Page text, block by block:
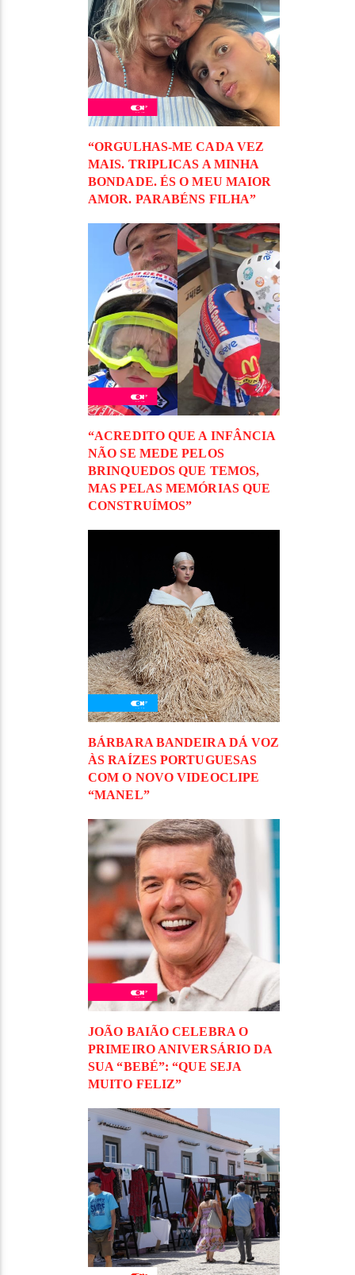
“ORGULHAS-ME CADA VEZ
MAIS. TRIPLICAS A MINHA
BONDADE. ÉS O MEU MAIOR
AMOR. PARABÉNS FILHA”
“ACREDITO QUE A INFÂNCIA
NÃO SE MEDE PELOS
BRINQUEDOS QUE TEMOS,
MAS PELAS MEMÓRIAS QUE
CONSTRUÍMOS”
BÁRBARA BANDEIRA DÁ VOZ
ÀS RAÍZES PORTUGUESAS
COM O NOVO VIDEOCLIPE
“MANEL”
JOÃO BAIÃO CELEBRA O
PRIMEIRO ANIVERSÁRIO DA
SUA “BEBÉ”: “QUE SEJA
MUITO FELIZ”